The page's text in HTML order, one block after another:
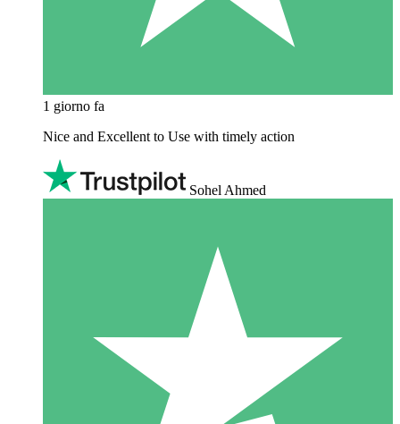
1 giorno fa
Nice and Excellent to Use with timely action
Sohel Ahmed